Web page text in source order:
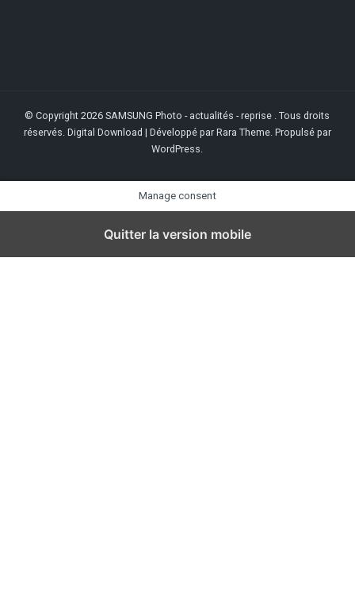
© Copyright 2026SAMSUNG Photo - actualités - reprise . Tous droits
réservés. Digital Download | Développé par Rara Theme. Propulsé par
WordPress.
Manage consent
Quitter la version mobile